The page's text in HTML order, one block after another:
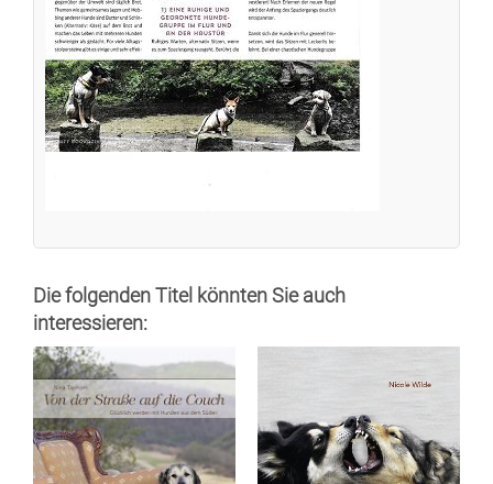
Die folgenden Titel könnten Sie auch
interessieren: